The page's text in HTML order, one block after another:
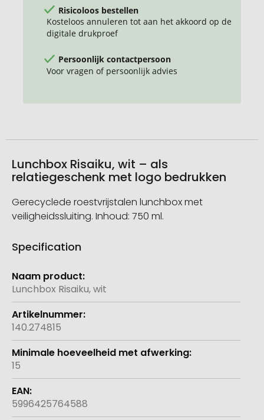
Risicoloos bestellen
Kosteloos annuleren tot aan het akkoord op de
digitale drukproef
Persoonlijk contactpersoon
Voor vragen of persoonlijk advies
Lunchbox Risaiku, wit – als
relatiegeschenk met logo bedrukken
Gerecyclede roestvrijstalen lunchbox met
veiligheidssluiting. Inhoud: 750 ml.
Specification
Meer
informatie
Lunchbox Risaiku, wit
140.274815
15
5996425764588